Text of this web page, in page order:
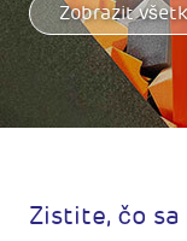
Zobrazit
Zistite, čo